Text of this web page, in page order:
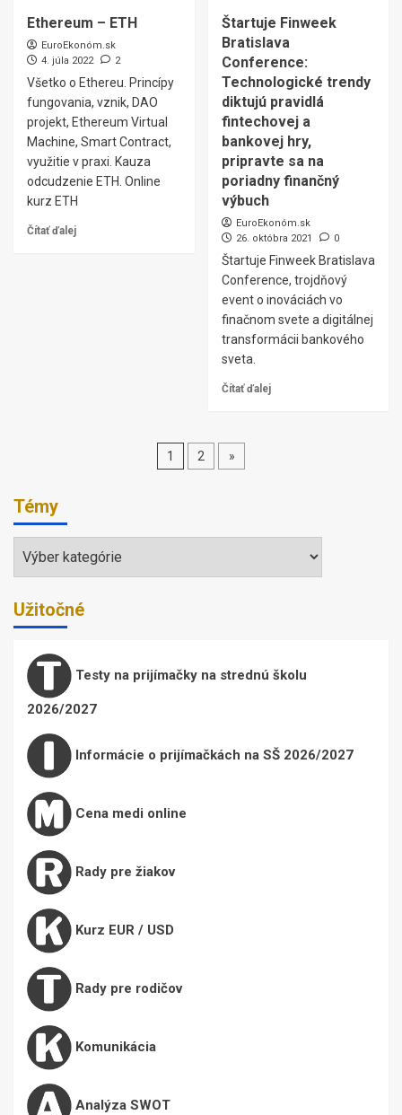
Ethereum – ETH
EuroEkonóm.sk
4. júla 2022
2
Všetko o Ethereu. Princípy
fungovania, vznik, DAO
projekt, Ethereum Virtual
Machine, Smart Contract,
využitie v praxi. Kauza
odcudzenie ETH. Online
kurz ETH
Čítať ďalej
Štartuje Finweek
Bratislava
Conference:
Technologické trendy
diktujú pravidlá
fintechovej a
bankovej hry,
pripravte sa na
poriadny finančný
výbuch
EuroEkonóm.sk
26. októbra 2021
0
Štartuje Finweek Bratislava
Conference, trojdňový
event o inováciách vo
finačnom svete a digitálnej
transformácii bankového
sveta.
Čítať ďalej
Stránkovanie
1 2 »
Témy
Témy
Užitočné
Testy na prijímačky na strednú školu
2026/2027
Informácie o prijímačkách na SŠ 2026/2027
Cena medi online
Rady pre žiakov
Kurz EUR / USD
Rady pre rodičov
Komunikácia
Analýza SWOT